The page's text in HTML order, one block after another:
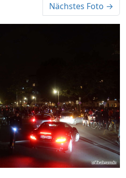
Nächstes Foto →